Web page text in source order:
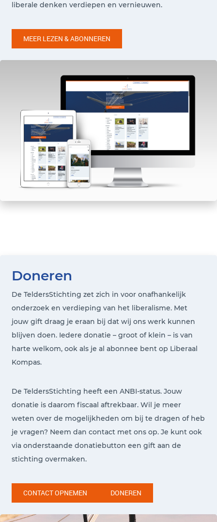
liberale denken verdiepen en vernieuwen.
MEER LEZEN & ABONNEREN
Doneren
De TeldersStichting zet zich in voor onafhankelijk
onderzoek en verdieping van het liberalisme. Met
jouw gift draag je eraan bij dat wij ons werk kunnen
blijven doen. Iedere donatie – groot of klein – is van
harte welkom, ook als je al abonnee bent op Liberaal
Kompas.
De TeldersStichting heeft een ANBI-status. Jouw
donatie is daarom fiscaal aftrekbaar. Wil je meer
weten over de mogelijkheden om bij te dragen of heb
je vragen? Neem dan contact met ons op. Je kunt ook
via onderstaande donatiebutton een gift aan de
stichting overmaken.
CONTACT OPNEMEN DONEREN